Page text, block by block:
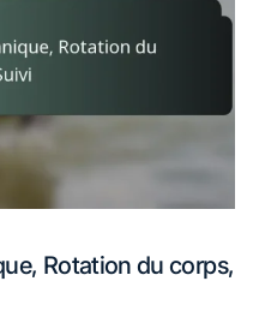
Rotation du corps,